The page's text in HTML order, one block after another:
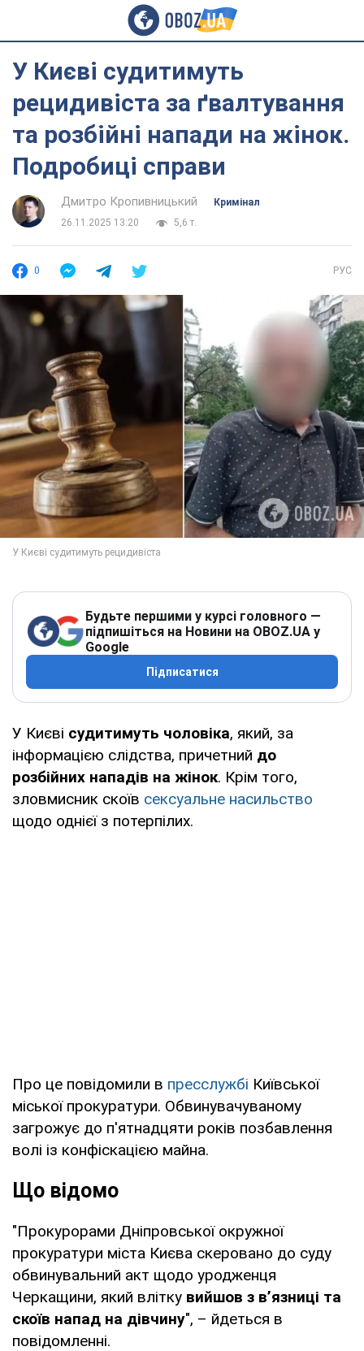
У Києві судитимуть
рецидивіста за ґвалтування
та розбійні напади на жінок.
Подробиці справи
Дмитро Кропивницький
Кримінал
26.11.2025 13:20
5,6 т.
0 РУС
Будьте першими у курсі головного —
підпишіться на Новини на OBOZ.UA у
Google
Підписатися
У Києві судитимуть чоловіка, який, за
інформацією слідства, причетний до
розбійних нападів на жінок. Крім того,
зловмисник скоїв сексуальне насильство
щодо однієї з потерпілих.
Про це повідомили в пресслужбі Київської
міської прокуратури. Обвинувачуваному
загрожує до п'ятнадцяти років позбавлення
волі із конфіскацією майна.
Що відомо
"Прокурорами Дніпровської окружної
прокуратури міста Києва скеровано до суду
обвинувальний акт щодо уродженця
Черкащини, який влітку вийшов з в’язниці та
скоїв напад на дівчину", – йдеться в
повідомленні.